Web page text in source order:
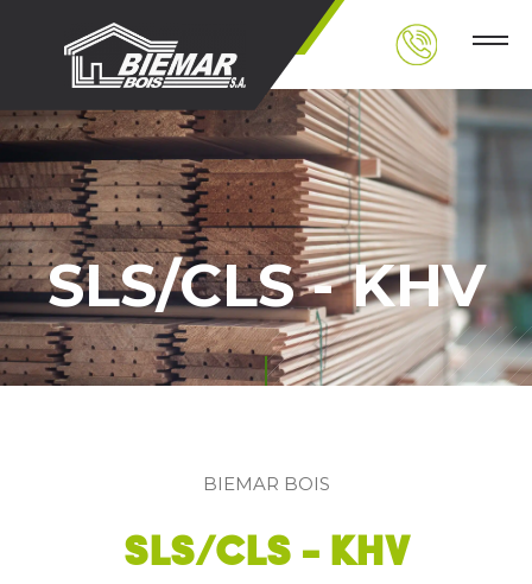
SLS/CLS - KHV
BIEMAR BOIS
SLS/CLS - KHV